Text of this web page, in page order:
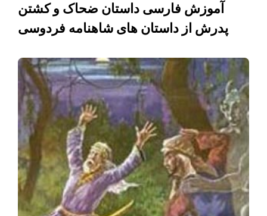
آموزش فارسی داستان ضحاک و کشتن
پدرش از داستان های شاهنامه فردوسی